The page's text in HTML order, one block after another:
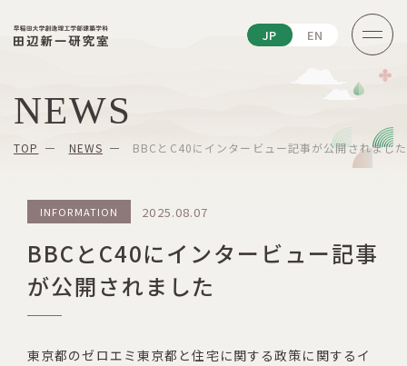
JP EN
NEWS
TOP NEWS BBCとC40にインタービュー記事が公開されました
INFORMATION 2025.08.07
BBCとC40にインタービュー記事
が公開されました
東京都のゼロエミ東京都と住宅に関する政策に関するイ